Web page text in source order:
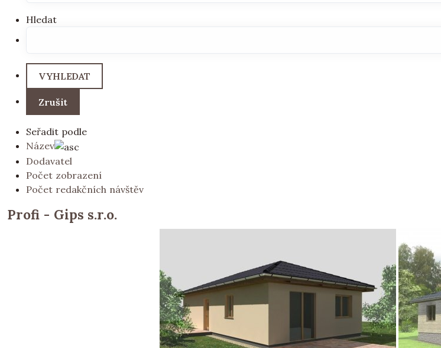
Hledat
Seřadit podle
Název
Dodavatel
Počet zobrazení
Počet redakčních návštěv
Profi - Gips s.r.o.